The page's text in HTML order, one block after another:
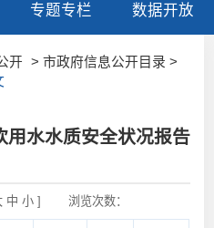
专题专栏 数据开放
开
> 市政府信息公开目录 >
用水水质安全状况报告
中 小] 浏览次数：